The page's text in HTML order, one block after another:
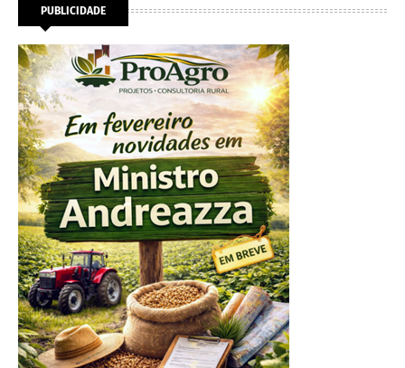
PUBLICIDADE